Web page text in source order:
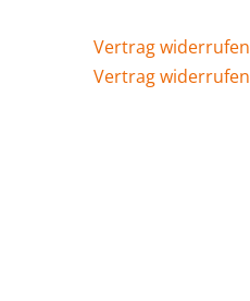
Vertrag widerrufen
Vertrag widerrufen